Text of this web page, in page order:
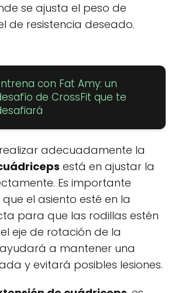
se ajusta el peso de
de resistencia deseado.
con Fat Amy: un
de CrossFit que te
adecuadamente la
está en ajustar la
Es importante
el asiento esté en la
para que las rodillas estén
eje de rotación de la
a mantener una
y evitará posibles lesiones.